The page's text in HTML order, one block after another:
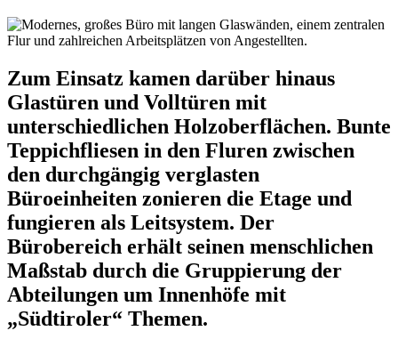
Zum Einsatz kamen darüber hinaus
Glastüren und Volltüren mit
unterschiedlichen Holzoberflächen. Bunte
Teppichfliesen in den Fluren zwischen
den durchgängig verglasten
Büroeinheiten zonieren die Etage und
fungieren als Leitsystem. Der
Bürobereich erhält seinen menschlichen
Maßstab durch die Gruppierung der
Abteilungen um Innenhöfe mit
„Südtiroler“ Themen.